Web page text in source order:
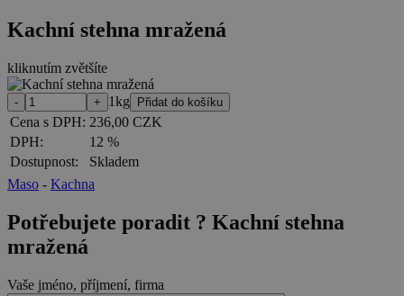
Kachní stehna mražená
kliknutím zvětšíte
1kg
Cena s DPH: 236,00 CZK
DPH:
12 %
Dostupnost:
Skladem
Maso - Kachna
Potřebujete poradit ? Kachní stehna
mražená
Vaše jméno, příjmení, firma